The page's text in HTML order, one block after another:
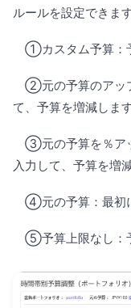
ルールを設定できます
①カスタム予算：
②元の予算のアッ
て、予算を増減します
③元の予算を％ア
入力して、予算を増
④元の予算：最初
⑤予算上限なし：